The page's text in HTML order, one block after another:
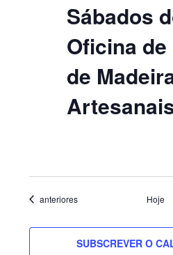
Sábados
Oficina
de
Eventos
anteriores Hoje
SUBSCREVER O